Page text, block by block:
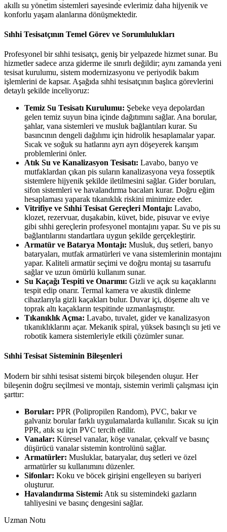
akıllı su yönetim sistemleri sayesinde evlerimiz daha hijyenik ve
konforlu yaşam alanlarına dönüşmektedir.
Sıhhi Tesisatçının Temel Görev ve Sorumlulukları
Profesyonel bir sıhhi tesisatçı, geniş bir yelpazede hizmet sunar. Bu
hizmetler sadece arıza giderme ile sınırlı değildir; aynı zamanda yeni
tesisat kurulumu, sistem modernizasyonu ve periyodik bakım
işlemlerini de kapsar. Aşağıda sıhhi tesisatçının başlıca görevlerini
detaylı şekilde inceliyoruz:
Temiz Su Tesisatı Kurulumu: Şebeke veya depolardan
gelen temiz suyun bina içinde dağıtımını sağlar. Ana borular,
şahlar, vana sistemleri ve musluk bağlantıları kurar. Su
basıncının dengeli dağılımı için hidrolik hesaplamalar yapar.
Sıcak ve soğuk su hatlarını ayrı ayrı döşeyerek karışım
problemlerini önler.
Atık Su ve Kanalizasyon Tesisatı: Lavabo, banyo ve
mutfaklardan çıkan pis suların kanalizasyona veya fosseptik
sistemlere hijyenik şekilde iletilmesini sağlar. Gider boruları,
sifon sistemleri ve havalandırma bacaları kurar. Doğru eğim
hesaplaması yaparak tıkanıklık riskini minimize eder.
Vitrifiye ve Sıhhi Tesisat Gereçleri Montajı: Lavabo,
klozet, rezervuar, duşakabin, küvet, bide, pisuvar ve eviye
gibi sıhhi gereçlerin profesyonel montajını yapar. Su ve pis su
bağlantılarını standartlara uygun şekilde gerçekleştirir.
Armatür ve Batarya Montajı: Musluk, duş setleri, banyo
bataryaları, mutfak armatürleri ve vana sistemlerinin montajını
yapar. Kaliteli armatür seçimi ve doğru montaj su tasarrufu
sağlar ve uzun ömürlü kullanım sunar.
Su Kaçağı Tespiti ve Onarımı: Gizli ve açık su kaçaklarını
tespit edip onarır. Termal kamera ve akustik dinleme
cihazlarıyla gizli kaçakları bulur. Duvar içi, döşeme altı ve
toprak altı kaçakların tespitinde uzmanlaşmıştır.
Tıkanıklık Açma: Lavabo, tuvalet, gider ve kanalizasyon
tıkanıklıklarını açar. Mekanik spiral, yüksek basınçlı su jeti ve
robotik kamera sistemleriyle etkili çözümler sunar.
Sıhhi Tesisat Sisteminin Bileşenleri
Modern bir sıhhi tesisat sistemi birçok bileşenden oluşur. Her
bileşenin doğru seçilmesi ve montajı, sistemin verimli çalışması için
şarttır:
Borular: PPR (Polipropilen Random), PVC, bakır ve
galvaniz borular farklı uygulamalarda kullanılır. Sıcak su için
PPR, atık su için PVC tercih edilir.
Vanalar: Küresel vanalar, köşe vanalar, çekvalf ve basınç
düşürücü vanalar sistemin kontrolünü sağlar.
Armatürler: Musluklar, bataryalar, duş setleri ve özel
armatürler su kullanımını düzenler.
Sifonlar: Koku ve böcek girişini engelleyen su bariyeri
oluşturur.
Havalandırma Sistemi: Atık su sistemindeki gazların
tahliyesini ve basınç dengesini sağlar.
Uzman Notu